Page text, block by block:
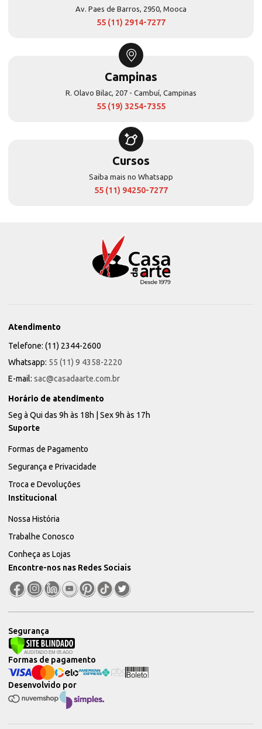
Av. Paes de Barros, 2950, Mooca
55 (11) 2914-7277
Campinas
R. Olavo Bilac, 207 - Cambuí, Campinas
55 (19) 3254-7355
Cursos
Saiba mais no Whatsapp
55 (11) 94250-7277
Atendimento
Telefone: (11) 2344-2600
Whatsapp: 55 (11) 9 4358-2220
E-mail: sac@casadaarte.com.br
Horário de atendimento
Seg à Qui das 9h às 18h | Sex 9h às 17h
Suporte
Formas de Pagamento
Segurança e Privacidade
Troca e Devoluções
Institucional
Nossa História
Trabalhe Conosco
Conheça as Lojas
Encontre-nos nas Redes Sociais
Segurança
Desenvolvido por
Formas de pagamento